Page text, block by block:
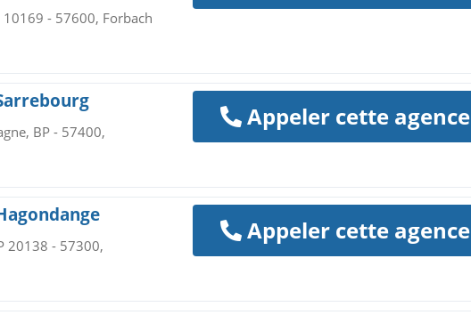
10169 - 57600, Forbach
BP - 57400,
Appeler cette agence
20138 - 57300,
Appeler cette agence